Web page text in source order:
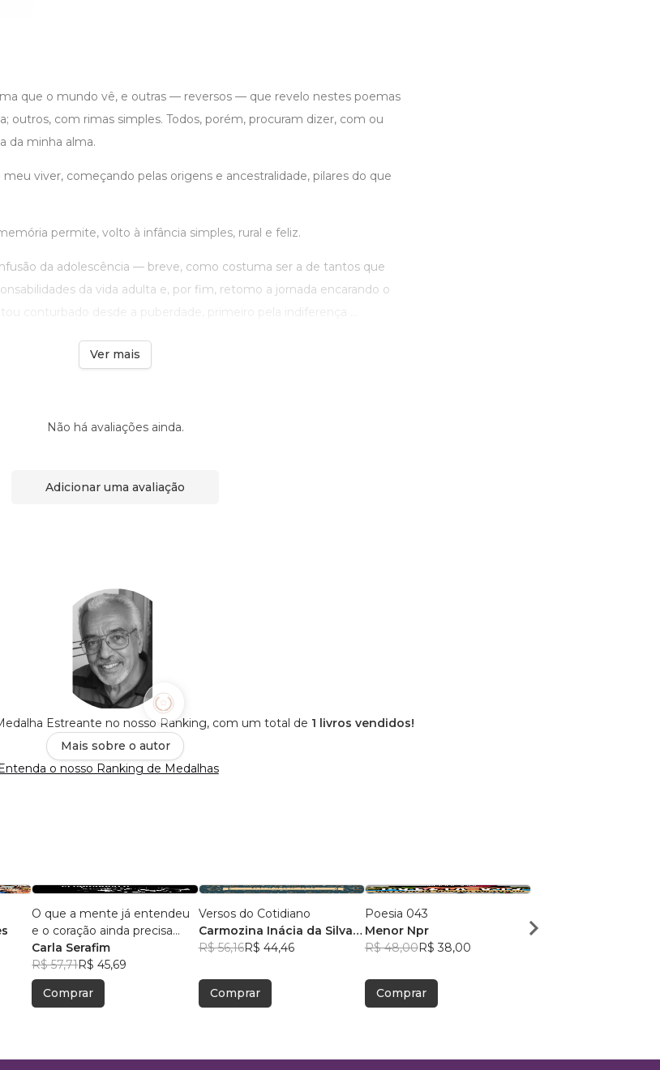
que o mundo vê, e outras — reversos — que revelo nestes poemas
outros, com rimas simples. Todos, porém, procuram dizer, com ou
da minha alma.
viver, começando pelas origens e ancestralidade, pilares do que
permite, volto à infância simples, rural e feliz.
da adolescência — breve, como costuma ser a de tantos que
da vida adulta e, por fim, retomo a jornada encarando o
conturbado desde a puberdade, primeiro pela indiferença ...
Ver mais
Não há avaliações ainda.
Adicionar uma avaliação
Estreante no nosso Ranking, com um total de 1 livros vendidos!
Mais sobre o autor
o nosso Ranking de Medalhas
O que a mente já entendeu
e o coração ainda precisa
aceitar
Carla Serafim
R$ 57,71R$ 45,69
Comprar
Versos do Cotidiano
Carmozina Inácia da Silva
Rodrigues
R$ 56,16R$ 44,46
Comprar
Poesia 043
Menor Npr
R$ 48,00R$ 38,00
Comprar
Victor Sousa Silva